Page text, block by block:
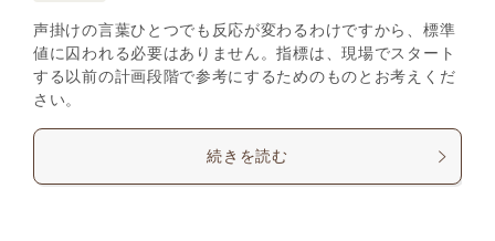
声掛けの言葉ひとつでも反応が変わるわけですから、標準
値に囚われる必要はありません。指標は、現場でスタート
する以前の計画段階で参考にするためのものとお考えくだ
さい。
続きを読む